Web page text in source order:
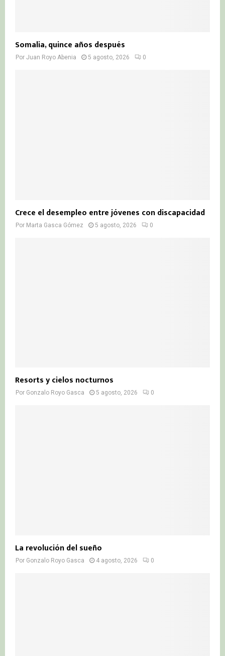
Somalia, quince años después
Por Juan Royo Abenia 5 agosto, 2026 0
Crece el desempleo entre jóvenes con discapacidad
Por Marta Gasca Gómez 5 agosto, 2026 0
Resorts y cielos nocturnos
Por Gonzalo Royo Gasca 5 agosto, 2026 0
La revolución del sueño
Por Gonzalo Royo Gasca 4 agosto, 2026 0